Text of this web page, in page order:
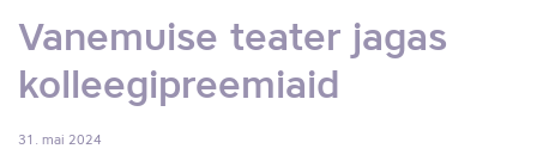
Vanemuise teater jagas
kolleegipreemiaid
31. mai 2024